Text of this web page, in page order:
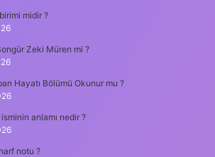
midir ?
Zeki Müren mi ?
Hayatı Bölümü Okunur mu ?
isminin anlamı nedir ?
notu ?